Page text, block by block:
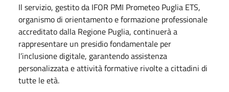
Il servizio, gestito da IFOR PMI Prometeo Puglia ETS,
organismo di orientamento e formazione professionale
accreditato dalla Regione Puglia, continuerà a
rappresentare un presidio fondamentale per
l’inclusione digitale, garantendo assistenza
personalizzata e attività formative rivolte a cittadini di
tutte le età.